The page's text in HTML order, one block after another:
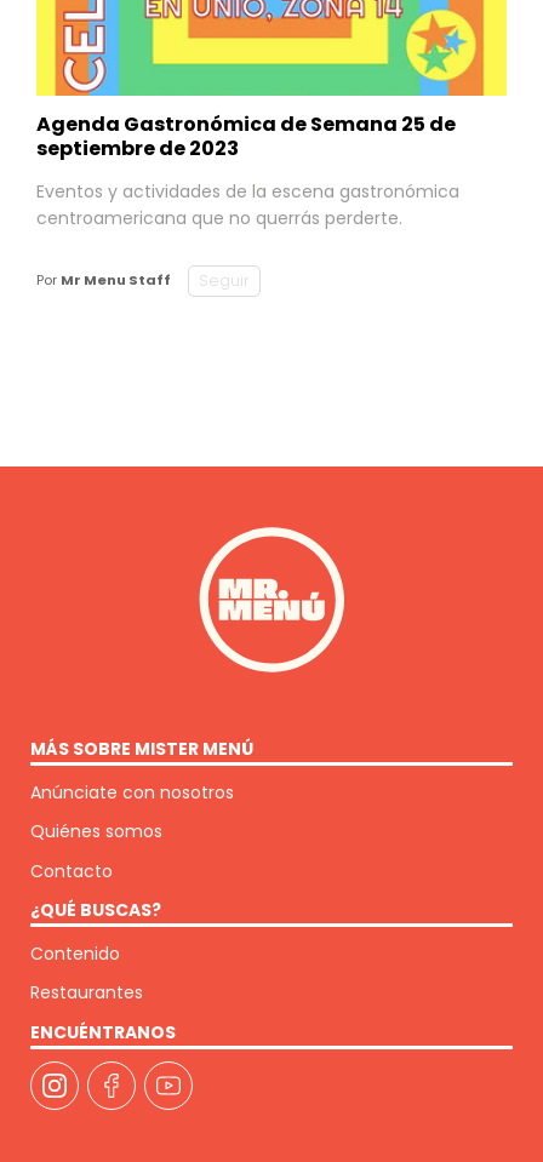
Agenda Gastronómica de Semana 25 de
septiembre de 2023
Eventos y actividades de la escena gastronómica
centroamericana que no querrás perderte.
Por Mr Menu Staff Seguir
MÁS SOBRE MISTER MENÚ
Anúnciate con nosotros
Quiénes somos
Contacto
¿QUÉ BUSCAS?
Contenido
Restaurantes
ENCUÉNTRANOS